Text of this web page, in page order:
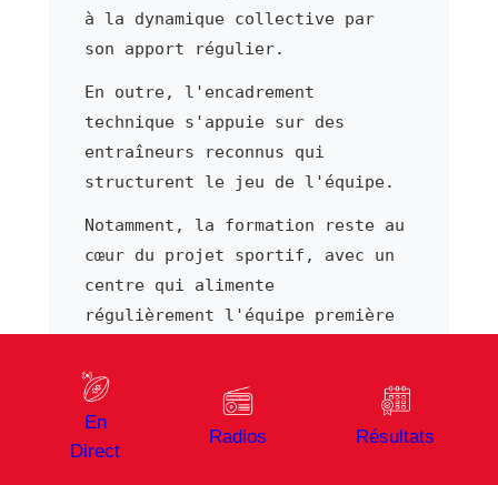
à la dynamique collective par
son apport régulier.
En outre, l'encadrement
technique s'appuie sur des
entraîneurs reconnus qui
structurent le jeu de l'équipe.
Notamment, la formation reste au
cœur du projet sportif, avec un
centre qui alimente
régulièrement l'équipe première
Sur le plan sportif, chaque
rencontre de Top 14 représente
une opportunité d'engranger des
En
Direct
Radios Résultats